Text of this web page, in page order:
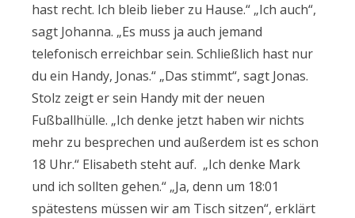
hast recht. Ich bleib lieber zu Hause.“ „Ich auch“,
sagt Johanna. „Es muss ja auch jemand
telefonisch erreichbar sein. Schließlich hast nur
du ein Handy, Jonas.“ „Das stimmt“, sagt Jonas.
Stolz zeigt er sein Handy mit der neuen
Fußballhülle. „Ich denke jetzt haben wir nichts
mehr zu besprechen und außerdem ist es schon
18 Uhr.“ Elisabeth steht auf. „Ich denke Mark
und ich sollten gehen.“ „Ja, denn um 18:01
spätestens müssen wir am Tisch sitzen“, erklärt